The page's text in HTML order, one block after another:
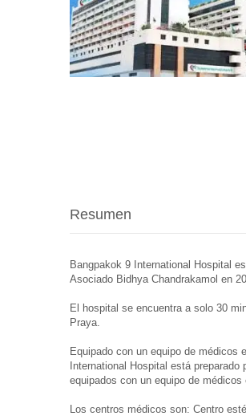
Resumen
Bangpakok 9 International Hospital
Asociado Bidhya Chandrakamol en
El hospital se encuentra a solo 30
Praya.
Equipado con un equipo de médicos
International Hospital está
equipados con un equipo de
Los centros médicos son: Centro